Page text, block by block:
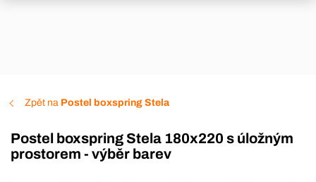
Zpět na Postel boxspring Stela
Postel boxspring Stela 180x220 s úložným
prostorem - výběr barev